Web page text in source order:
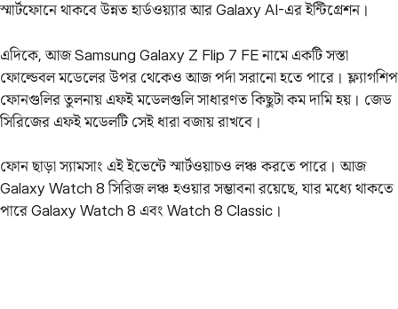
স্মার্টফোনে থাকবে উন্নত হার্ডওয়্যার আর Galaxy AI-এর ইন্টিগ্রেশন।
এদিকে, আজ Samsung Galaxy Z Flip 7 FE নামে একটি সস্তা
ফোল্ডেবল মডেলের উপর থেকেও আজ পর্দা সরানো হতে পারে। ফ্ল্যাগশিপ
ফোনগুলির তুলনায় এফই মডেলগুলি সাধারণত কিছুটা কম দামি হয়। জেড
সিরিজের এফই মডেলটি সেই ধারা বজায় রাখবে।
ফোন ছাড়া স্যামসাং এই ইভেন্টে স্মার্টওয়াচও লঞ্চ করতে পারে। আজ
Galaxy Watch 8 সিরিজ লঞ্চ হওয়ার সম্ভাবনা রয়েছে, যার মধ্যে থাকতে
পারে Galaxy Watch 8 এবং Watch 8 Classic।